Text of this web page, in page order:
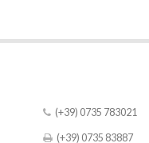
(+39) 0735 783021
(+39) 0735 83887